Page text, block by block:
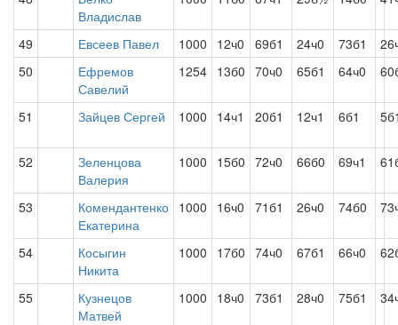
Владислав
49 Евсеев Павел 1000 12ч0 69б1 24ч0 73б1
50
Ефремов
Савелий
1254 13б0 70ч0 65б1 64ч0
51 Зайцев Сергей 1000 14ч1 20б1 12ч1 6б1
52
Зеленцова
Валерия
1000 15б0 72ч0 66б0 69ч1
53
Комендантенко
Екатерина
1000 16ч0 71б1 26ч0 74б0
54
Косыгин
Никита
1000 17б0 74ч0 67б1 66ч0
55
Кузнецов
Матвей
1000 18ч0 73б1 28ч0 75б1